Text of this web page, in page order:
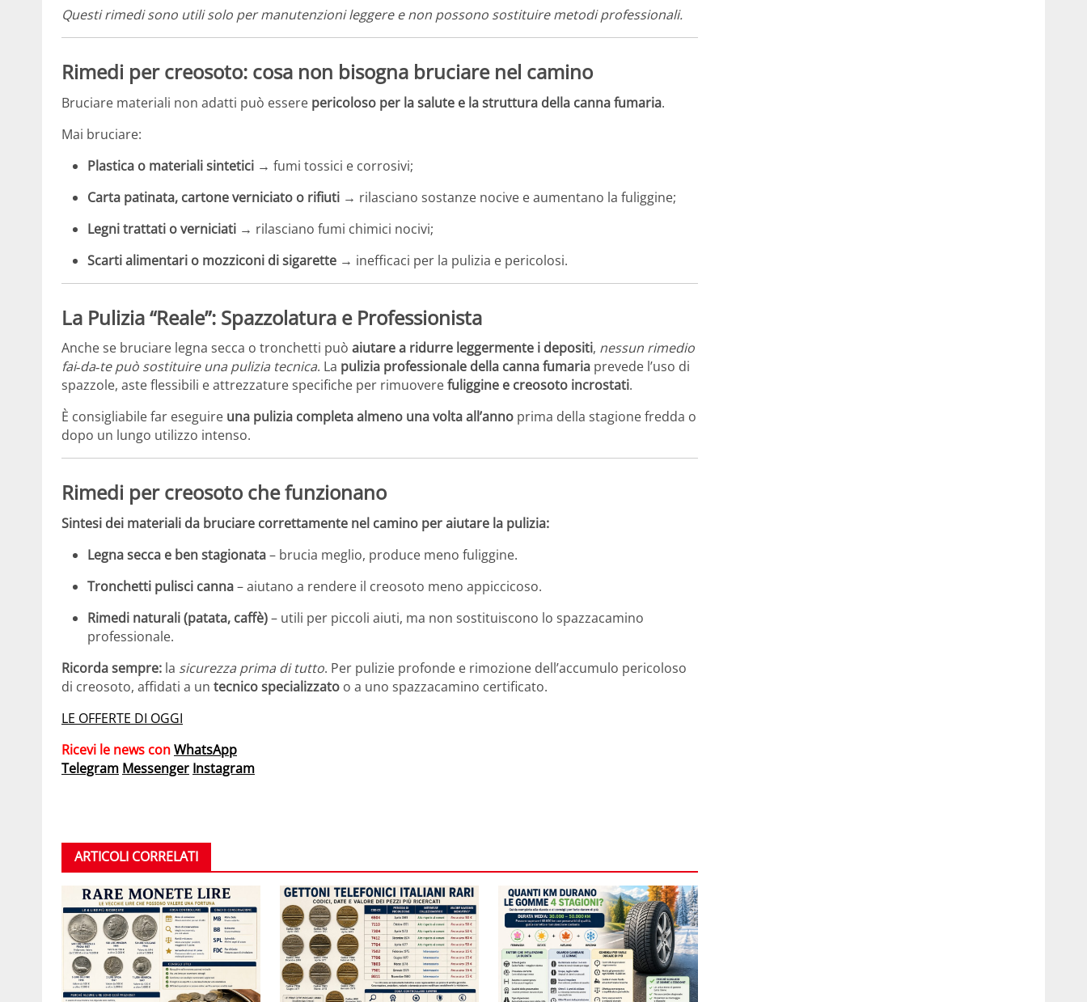
Questi rimedi sono utili solo per manutenzioni leggere e non possono sostituire metodi professionali.
Rimedi per creosoto: cosa non bisogna bruciare nel camino
Bruciare materiali non adatti può essere pericoloso per la salute e la struttura della canna fumaria.
Mai bruciare:
Plastica o materiali sintetici → fumi tossici e corrosivi;
Carta patinata, cartone verniciato o rifiuti → rilasciano sostanze nocive e aumentano la fuliggine;
Legni trattati o verniciati → rilasciano fumi chimici nocivi;
Scarti alimentari o mozziconi di sigarette → inefficaci per la pulizia e pericolosi.
La Pulizia “Reale”: Spazzolatura e Professionista
Anche se bruciare legna secca o tronchetti può aiutare a ridurre leggermente i depositi, nessun rimedio
fai‑da‑te può sostituire una pulizia tecnica. La pulizia professionale della canna fumaria prevede l’uso di
spazzole, aste flessibili e attrezzature specifiche per rimuoverefuliggine e creosoto incrostati.
È consigliabile far eseguire una pulizia completa almeno una volta all’anno prima della stagione fredda o
dopo un lungo utilizzo intenso.
Rimedi per creosoto che funzionano
Sintesi dei materiali da bruciare correttamente nel camino per aiutare la pulizia:
Legna secca e ben stagionata– brucia meglio, produce meno fuliggine.
Tronchetti pulisci canna– aiutano a rendere il creosoto meno appiccicoso.
Rimedi naturali (patata, caffè)– utili per piccoli aiuti, ma non sostituiscono lo spazzacamino
professionale.
Ricorda sempre: la sicurezza prima di tutto. Per pulizie profonde e rimozione dell’accumulo pericoloso
di creosoto, affidati a un tecnico specializzato o a uno spazzacamino certificato.
LE OFFERTE DI OGGI
Ricevi le news conWhatsApp
Telegram Messenger Instagram
ARTICOLI CORRELATI